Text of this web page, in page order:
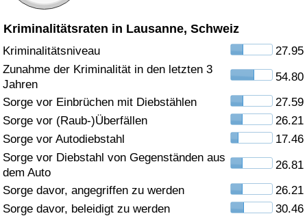
Kriminalitätsraten in Lausanne, Schweiz
Kriminalitätsniveau
27.95
Zunahme der Kriminalität in den letzten 3
Jahren
54.80
Sorge vor Einbrüchen mit Diebstählen
27.59
Sorge vor (Raub-)Überfällen
26.21
Sorge vor Autodiebstahl
17.46
Sorge vor Diebstahl von Gegenständen aus
dem Auto
26.81
Sorge davor, angegriffen zu werden
26.21
Sorge davor, beleidigt zu werden
30.46
Kriminalitäts-Index (aktuell)
Kriminalitäts-Index
Kriminalitätsindex nach Land
Gesundheitsversorgung
Gesundheitsversorgungs-Index (aktuell)
Gesundheitsversorgungs-Index